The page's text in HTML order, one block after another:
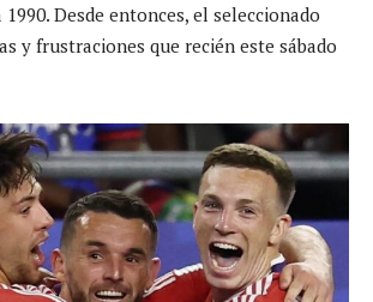
Desde entonces, el seleccionado
y frustraciones que recién este sábado